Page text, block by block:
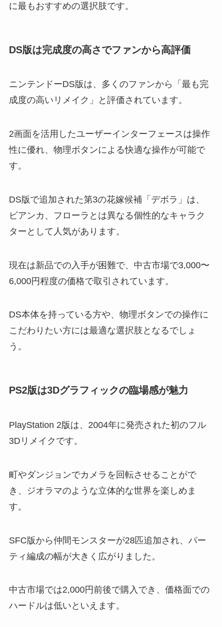
に最もおすすめの選択肢です。
DS版は完成度の高さでファンから高評価
ニンテンドーDS版は、多くのファンから「最も完
成度の高いリメイク」と評価されています。
2画面を活用したユーザーインターフェースは操作
性に優れ、物理ボタンによる快適な操作が可能で
す。
DS版で追加された第3の花嫁候補「デボラ」は、
ビアンカ、フローラとは異なる個性的なキャラク
ターとして人気があります。
現在は新品での入手が困難で、中古市場で3,000〜
6,000円程度の価格で取引されています。
DS本体を持っている方や、物理ボタンでの操作に
こだわりたい方には最適な選択肢となるでしょ
う。
PS2版は3Dグラフィックの臨場感が魅力
PlayStation 2版は、2004年に発売された初のフル
3Dリメイクです。
町やダンジョンでカメラを回転させることがで
き、ジオラマのような立体的な世界を楽しめま
す。
SFC版から仲間モンスターが28匹追加され、パー
ティ編成の幅が大きく広がりました。
中古市場では2,000円前後で購入でき、価格面での
ハードルは低いといえます。